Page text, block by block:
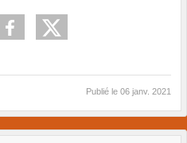
Publié le 06 janv. 2021